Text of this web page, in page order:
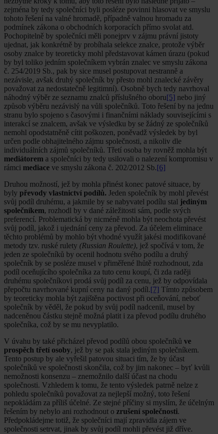
zejména by tedy společníci byli posléze povinni hlasovat ve smyslu
tohoto řešení na valné hromadě, případně valnou hromadu za
podmínek zákona o obchodních korporacích přímo svolat atd.
Pochopitelně by společníci měli ponejprv v zájmu právní jistoty
ujednat, jak konkrétně by probíhala selekce znalce, protože výběr
osoby znalce by teoreticky mohl představovat kámen úrazu (pokud
by byl toliko jedním společníkem vybrán znalec ve smyslu zákona
č. 254/2019 Sb., pak by sice musel postupovat nestranně a
nezávisle, avšak druhý společník by přesto mohl znalecké závěry
považovat za nedostatečně legitimní). Osobně bych tedy navrhoval
náhodný výběr ze seznamu znalců příslušného oboru[5] nebo jiný
způsob výběru nezávislý na vůli společníků. Toto řešení by na jednu
stranu bylo spojeno s časovými i finančními náklady souvisejícími s
interakcí se znalcem, avšak ve výsledku by se žádný ze společníků
nemohl opodstatněně cítit poškozen, poněvadž výsledek by byl
určen podle obhajitelného zájmu společnosti, a nikoliv dle
individuálních zájmů společníků. Třetí osoba by rovněž mohla být
mediátorem a společníci by tedy usilovali o nalezení kompromisu v
rámci mediace ve smyslu zákona č. 202/2012 Sb.[6]
Druhou možností, jež by mohla přinést konec patové situace, by
byly převody vlastnictví podílů. Jeden společník by mohl převést
svůj podíl druhému, a jakmile by se nabyvatel podílu stal jediným
společníkem, rozhodl by v dané záležitosti sám, podle svých
preferencí. Problematická by nicméně mohla být neochota převést
svůj podíl, jakož i ujednání ceny za převod. Za účelem eliminace
těchto problémů by mohlo být vhodné využít jakési modifikované
metody tzv. ruské rulety (Russian Roulette), jež spočívá v tom, že
jeden ze společníků by ocenil hodnotu svého podílu a druhý
společník by se posléze musel v přiměřené lhůtě rozhodnout, zda
podíl oceňujícího společníka za tuto cenu koupí, či zda raději
druhému společníkovi prodá svůj podíl za cenu, jež by odpovídala
přepočtu navrhované kupní ceny na daný podíl.[7] Tímto způsobem
by teoreticky mohla být zajištěna poctivost při oceňování, neboť
společník by věděl, že pokud by svůj podíl nadcenil, musel by
nadceněnou částku stejně možná platit i za převod podílu druhého
společníka, což by se mu nevyplatilo.
V úvahu by také přicházel převod podílů obou společníků ve
prospěch třetí osoby, jež by se pak stala jediným společníkem.
Tento postup by ale vyřešil patovou situaci tím, že by účast
společníků ve společnosti skončila, což by jim nakonec – byť kvůli
nemožnosti konsenzu – znemožnilo další účast na chodu
společnosti. Vzhledem k tomu, že tento výsledek patrně nelze z
pohledu společníků považovat za nejlepší možný, toto řešení
nepokládám za příliš účelné. Ze stejné příčiny si myslím, že účelným
řešením by nebylo ani rozhodnout o zrušení společnosti.
Předpokládejme totiž, že společníci mají zpravidla zájem ve
společnosti setrvat, jinak by svůj podíl mohli převést již dříve.